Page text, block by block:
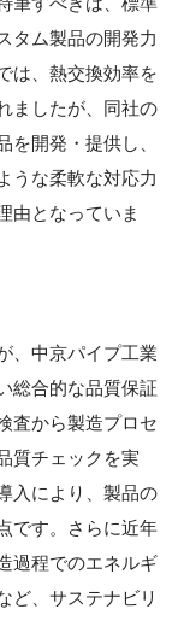
タム製品の開発力
は、熱交換効率を
ましたが、同社の
開発・提供し、
うな柔軟な対応力
由となっていま
、中京パイプ工業
総合的な品質保証
査から製造プロセ
質チェックを実
入により、製品の
です。さらに近年
過程でのエネルギ
ど、サステナビリ